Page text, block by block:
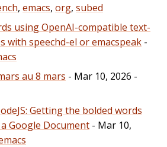
, emacs, org, subed
using OpenAI-compatible text-
with speechd-el or emacspeak -
au 8 mars - Mar 10, 2026 -
Getting the bolded words
Google Document - Mar 10,